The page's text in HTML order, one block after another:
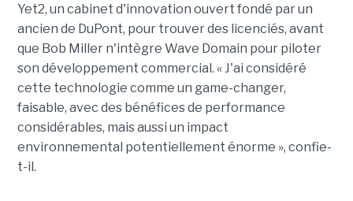
Yet2, un cabinet d'innovation ouvert fondé par un
ancien de DuPont, pour trouver des licenciés, avant
que Bob Miller n'intègre Wave Domain pour piloter
son développement commercial. « J'ai considéré
cette technologie comme un game-changer,
faisable, avec des bénéfices de performance
considérables, mais aussi un impact
environnemental potentiellement énorme », confie-
t-il.